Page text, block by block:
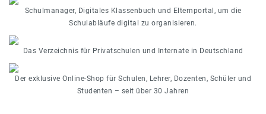
Schulmanager, Digitales Klassenbuch und Elternportal, um die
Schulabläufe digital zu organisieren.
Das Verzeichnis für Privatschulen und Internate in Deutschland
Der exklusive Online-Shop für Schulen, Lehrer, Dozenten, Schüler und
Studenten – seit über 30 Jahren